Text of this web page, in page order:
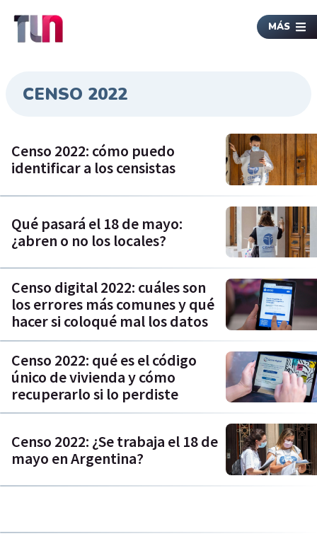
MÁS
CENSO 2022
Censo 2022: cómo puedo
identificar a los censistas
Qué pasará el 18 de mayo:
¿abren o no los locales?
Censo digital 2022: cuáles son
los errores más comunes y qué
hacer si coloqué mal los datos
Censo 2022: qué es el código
único de vivienda y cómo
recuperarlo si lo perdiste
Censo 2022: ¿Se trabaja el 18 de
mayo en Argentina?